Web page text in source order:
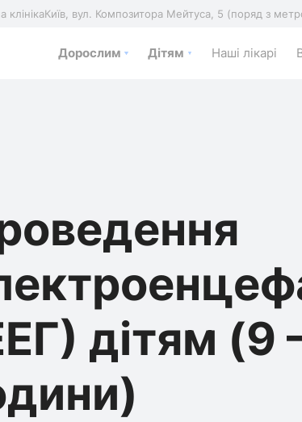
клінікаКиїв, вул. Композитора Мейтуса, 5 (поряд з
Дорослим Дітям Наші лікарі
дітям (9